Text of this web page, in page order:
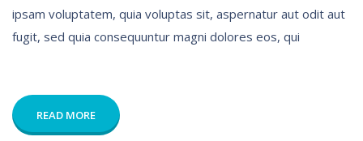
ipsam voluptatem, quia voluptas sit, aspernatur aut odit aut
fugit, sed quia consequuntur magni dolores eos, qui
READ MORE